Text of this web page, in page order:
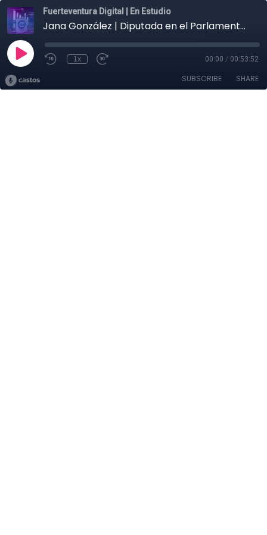
Fuerteventura Digital | En Estudio
Jana González | Diputada en el Parlamento de Canarias
1x 00:00 / 00:53:52
SUBSCRIBE SHARE